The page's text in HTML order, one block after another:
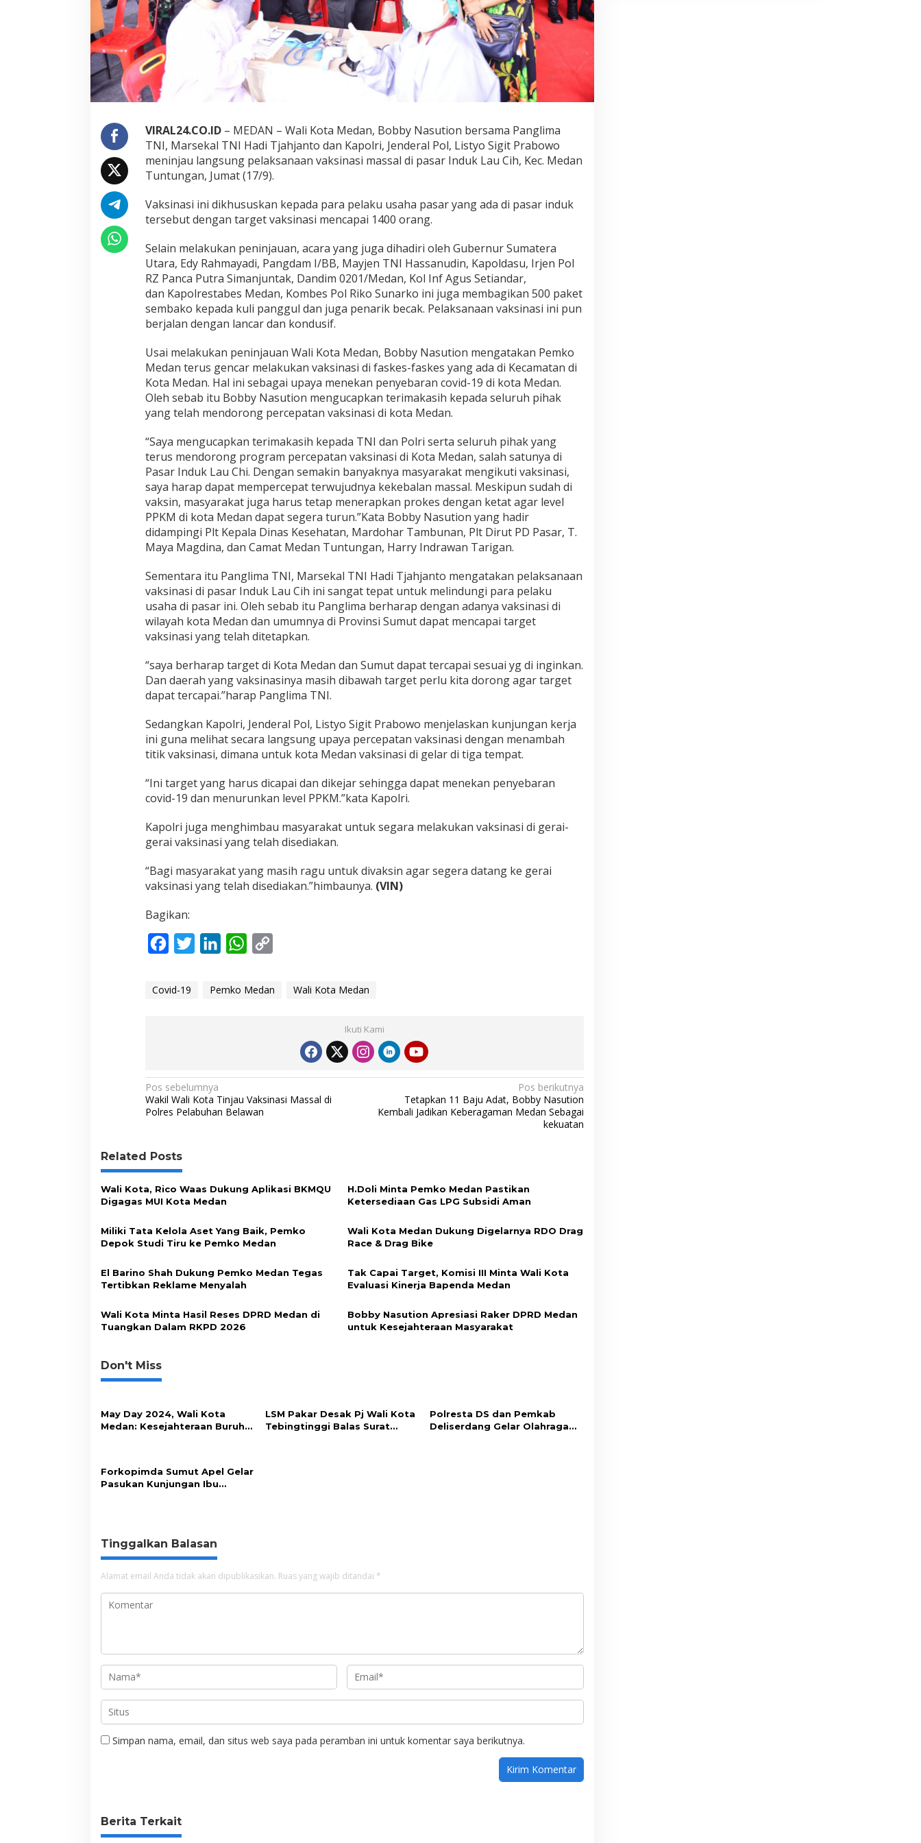
I
K
o
i
M
n
i
j
a
u
a
k
s
i
n
a
s
M
a
s
s
a
l
P
a
s
a
r
I
n
d
u
L
a
u
C
i
h
VIRAL24.CO.ID– MEDAN – Wali Kota Medan, Bobby Nasution bersama Panglima
TNI, Marsekal TNI Hadi Tjahjanto dan Kapolri, Jenderal Pol, Listyo Sigit Prabowo
meninjau langsung pelaksanaan vaksinasi massal di pasar Induk Lau Cih, Kec. Medan
Tuntungan, Jumat (17/9).
Vaksinasi ini dikhususkan kepada para pelaku usaha pasar yang ada di pasar induk
tersebut dengan target vaksinasi mencapai 1400 orang.
Selain melakukan peninjauan, acara yang juga dihadiri oleh Gubernur Sumatera
Utara, Edy Rahmayadi, Pangdam I/BB, Mayjen TNI Hassanudin, Kapoldasu, Irjen Pol
RZ Panca Putra Simanjuntak, Dandim 0201/Medan, Kol Inf Agus Setiandar,
dan Kapolrestabes Medan, Kombes Pol Riko Sunarko ini juga membagikan 500 paket
sembako kepada kuli panggul dan juga penarik becak. Pelaksanaan vaksinasi ini pun
berjalan dengan lancar dan kondusif.
Usai melakukan peninjauan Wali Kota Medan, Bobby Nasution mengatakan Pemko
Medan terus gencar melakukan vaksinasi di faskes-faskes yang ada di Kecamatan di
Kota Medan. Hal ini sebagai upaya menekan penyebaran covid-19 di kota Medan.
Oleh sebab itu Bobby Nasution mengucapkan terimakasih kepada seluruh pihak
yang telah mendorong percepatan vaksinasi di kota Medan.
“Saya mengucapkan terimakasih kepada TNI dan Polri serta seluruh pihak yang
terus mendorong program percepatan vaksinasi di Kota Medan, salah satunya di
Pasar Induk Lau Chi. Dengan semakin banyaknya masyarakat mengikuti vaksinasi,
saya harap dapat mempercepat terwujudnya kekebalan massal. Meskipun sudah di
vaksin, masyarakat juga harus tetap menerapkan prokes dengan ketat agar level
PPKM di kota Medan dapat segera turun.”Kata Bobby Nasution yang hadir
didampingi Plt Kepala Dinas Kesehatan, Mardohar Tambunan, Plt Dirut PD Pasar, T.
Maya Magdina, dan Camat Medan Tuntungan, Harry Indrawan Tarigan.
Sementara itu Panglima TNI, Marsekal TNI Hadi Tjahjanto mengatakan pelaksanaan
vaksinasi di pasar Induk Lau Cih ini sangat tepat untuk melindungi para pelaku
usaha di pasar ini. Oleh sebab itu Panglima berharap dengan adanya vaksinasi di
wilayah kota Medan dan umumnya di Provinsi Sumut dapat mencapai target
vaksinasi yang telah ditetapkan.
“saya berharap target di Kota Medan dan Sumut dapat tercapai sesuai yg di inginkan.
Dan daerah yang vaksinasinya masih dibawah target perlu kita dorong agar target
dapat tercapai.”harap Panglima TNI.
Sedangkan Kapolri, Jenderal Pol, Listyo Sigit Prabowo menjelaskan kunjungan kerja
ini guna melihat secara langsung upaya percepatan vaksinasi dengan menambah
titik vaksinasi, dimana untuk kota Medan vaksinasi di gelar di tiga tempat.
“Ini target yang harus dicapai dan dikejar sehingga dapat menekan penyebaran
covid-19 dan menurunkan level PPKM.”kata Kapolri.
Kapolri juga menghimbau masyarakat untuk segara melakukan vaksinasi di gerai-
gerai vaksinasi yang telah disediakan.
“Bagi masyarakat yang masih ragu untuk divaksin agar segera datang ke gerai
vaksinasi yang telah disediakan.”himbaunya. (VIN)
Bagikan:
c
k
n
W
a
p
Covid-19 Pemko Medan Wali Kota Medan
Ikuti Kami
N
a
i
g
a
s
i
p
o
s
Pos sebelumnya
Wakil Wali Kota Tinjau Vaksinasi Massal di
Polres Pelabuhan Belawan
Pos berikutnya
Tetapkan 11 Baju Adat, Bobby Nasution
Kembali Jadikan Keberagaman Medan Sebagai
kekuatan
Related Posts
Wali Kota, Rico Waas Dukung Aplikasi BKMQU
Digagas MUI Kota Medan
H.Doli Minta Pemko Medan Pastikan
Ketersediaan Gas LPG Subsidi Aman
Miliki Tata Kelola Aset Yang Baik, Pemko
Depok Studi Tiru ke Pemko Medan
Wali Kota Medan Dukung Digelarnya RDO Drag
Race & Drag Bike
El Barino Shah Dukung Pemko Medan Tegas
Tertibkan Reklame Menyalah
Tak Capai Target, Komisi III Minta Wali Kota
Evaluasi Kinerja Bapenda Medan
Wali Kota Minta Hasil Reses DPRD Medan di
Tuangkan Dalam RKPD 2026
Bobby Nasution Apresiasi Raker DPRD Medan
untuk Kesejahteraan Masyarakat
Don't Miss
May Day 2024, Wali Kota
Medan: Kesejahteraan Buruh
LSM Pakar Desak Pj Wali Kota
Tebingtinggi Balas Surat
Polresta DS dan Pemkab
Deliserdang Gelar Olahraga
Forkopimda Sumut Apel Gelar
Pasukan Kunjungan Ibu
Tinggalkan Balasan
Alamat email Anda tidak akan dipublikasikan. Ruas yang wajib ditandai *
Simpan nama, email, dan situs web saya pada peramban ini untuk komentar saya berikutnya.
Berita Terkait